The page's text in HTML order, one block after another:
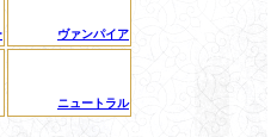
ヴァンパイア
ニュートラル